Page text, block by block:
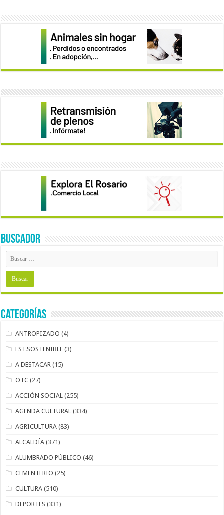
BUSCADOR
Categorías
ANTROPIZADO (4)
EST.SOSTENIBLE (3)
A DESTACAR (15)
OTC (27)
ACCIÓN SOCIAL (255)
AGENDA CULTURAL (334)
AGRICULTURA (83)
ALCALDÍA (371)
ALUMBRADO PÚBLICO (46)
CEMENTERIO (25)
CULTURA (510)
DEPORTES (331)